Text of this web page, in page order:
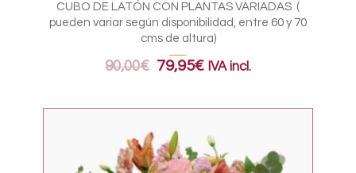
CUBO DE LATÓN CON PLANTAS VARIADAS (
pueden variar según disponibilidad, entre 60 y 70
cms de altura)
90,00€ 79,95€ IVA incl.